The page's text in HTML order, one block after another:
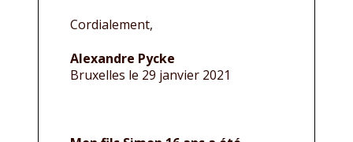
Cordialement,
Alexandre Pycke
Bruxelles le 29 janvier 2021